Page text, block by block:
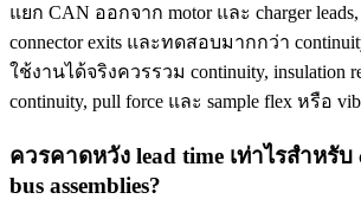
แยก CAN ออกจาก motor และ charger
connector exits และทดสอบมากกว่า
ใช้งานได้จริงควรรวม continuity, insulation
continuity, pull force และ sample flex หรือ
ควรคาดหวัง lead time เท่าไรสำหรับ
bus assemblies?